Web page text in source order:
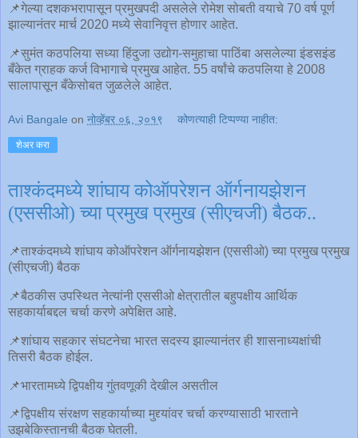
📌गेल्या दशकभरापासून प्रमुखपदी असलेले रोमेश सोबती वयाचे 70 वर्ष पूर्ण
झाल्यानंतर मार्च 2020 मध्ये सेवानिवृत्त होणार आहेत.
📌सुमंत कठपलिया सध्या हिंदुजा उद्योग-समुहाचा पाठिंबा असलेल्या इंडसइंड
बँकेत ग्राहक कर्ज विभागाचे प्रमुख आहेत. 55 वर्षांचे कठपलिया हे 2008
सालापासून बँकेसोबत जुळलेले आहेत.
Avi Bangale on नोव्हेंबर ०६, २०१९ कोणत्याही टिप्पण्‍या नाहीत:
शेअर करा
ताश्कंदमध्ये शांघाय कोऑपरेशन ऑर्गनायझेशन
(एससीओ) च्या प्रमुख प्रमुख (सीएचजी) बैठक..
📌ताश्कंदमध्ये शांघाय कोऑपरेशन ऑर्गनायझेशन (एससीओ) च्या प्रमुख प्रमुख
(सीएचजी) बैठक
📌बैठकीस उपस्थित नेत्यांनी एससीओ क्षेत्रातील बहुपक्षीय आर्थिक
सहकार्याबद्दल चर्चा करणे अपेक्षित आहे.
📌शांघाय सहकार संघटनेचा भारत सदस्य झाल्यानंतर ही शासनाध्यक्षांची
तिसरी बैठक होईल.
📌भारतामध्ये द्विपक्षीय गुंतवणूकी देखील असतील
📌द्विपक्षीय संरक्षण सहकार्याच्या मुद्द्यांवर चर्चा करण्यासाठी भारताने
उझबेकिस्तानची बैठक घेतली.